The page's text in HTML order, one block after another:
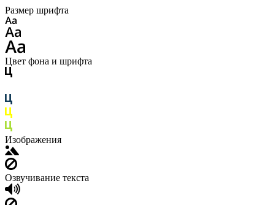
Размер шрифта
Цвет фона и шрифта
Изображения
Озвучивание текста